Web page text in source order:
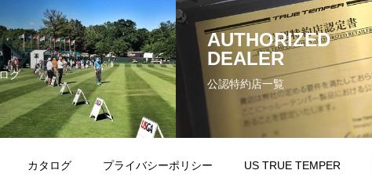
グ
AUTHORIZED
DEALER
公認特約店一覧
カタログ プライバシーポリシー US TRUE TEMPER